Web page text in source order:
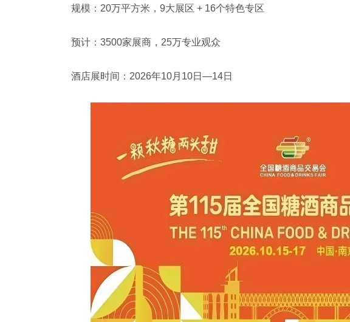
规模：20万平方米，9大展区 + 16个特色专区
预计：3500家展商，25万专业观众
酒店展时间：2026年10月10日—14日